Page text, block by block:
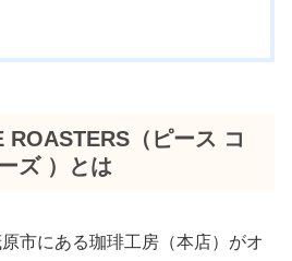
ROASTERS（ピース コ
ズ ）とは
市にある珈琲工房（本店）がオ